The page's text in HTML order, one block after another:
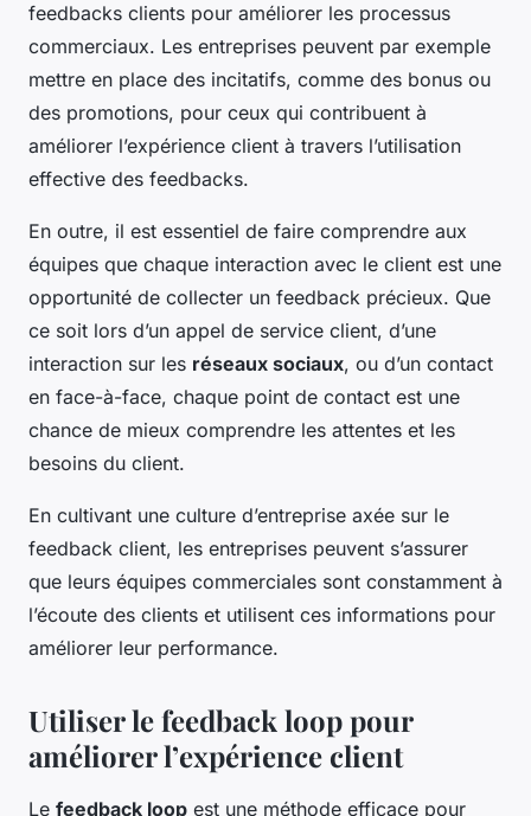
feedbacks clients pour améliorer les processus
commerciaux. Les entreprises peuvent par exemple
mettre en place des incitatifs, comme des bonus ou
des promotions, pour ceux qui contribuent à
améliorer l’expérience client à travers l’utilisation
effective des feedbacks.
En outre, il est essentiel de faire comprendre aux
équipes que chaque interaction avec le client est une
opportunité de collecter un feedback précieux. Que
ce soit lors d’un appel de service client, d’une
interaction sur les réseaux sociaux, ou d’un contact
en face-à-face, chaque point de contact est une
chance de mieux comprendre les attentes et les
besoins du client.
En cultivant une culture d’entreprise axée sur le
feedback client, les entreprises peuvent s’assurer
que leurs équipes commerciales sont constamment à
l’écoute des clients et utilisent ces informations pour
améliorer leur performance.
Utiliser le feedback loop pour
améliorer l’expérience client
Le feedback loop est une méthode efficace pour